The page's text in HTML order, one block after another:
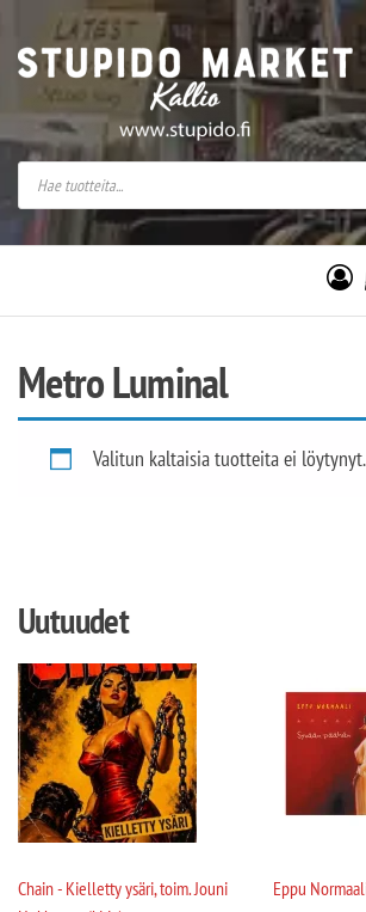
Stupido Market – verkossa ja
Stupido
Metro Luminal
Valitun kaltaisia tuotteita ei löytynyt.
Uutuudet
Chain - Kielletty ysäri, toim. Jouni
Eppu